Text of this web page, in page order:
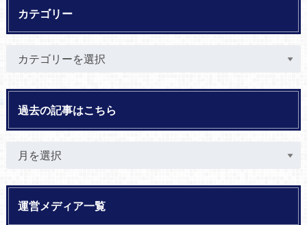
カテゴリー
過去の記事はこちら
運営メディア一覧